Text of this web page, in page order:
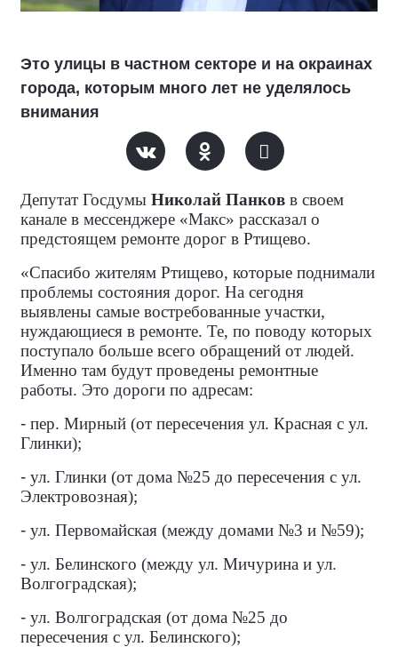
Это улицы в частном секторе и на окраинах
города, которым много лет не уделялось
внимания
Депутат Госдумы Николай Панков в своем
канале в мессенджере «Макс» рассказал о
предстоящем ремонте дорог в Ртищево.
«Спасибо жителям Ртищево, которые поднимали
проблемы состояния дорог. На сегодня
выявлены самые востребованные участки,
нуждающиеся в ремонте. Те, по поводу которых
поступало больше всего обращений от людей.
Именно там будут проведены ремонтные
работы. Это дороги по адресам:
- пер. Мирный (от пересечения ул. Красная с ул.
Глинки);
- ул. Глинки (от дома №25 до пересечения с ул.
Электровозная);
- ул. Первомайская (между домами №3 и №59);
- ул. Белинского (между ул. Мичурина и ул.
Волгоградская);
- ул. Волгоградская (от дома №25 до
пересечения с ул. Белинского);